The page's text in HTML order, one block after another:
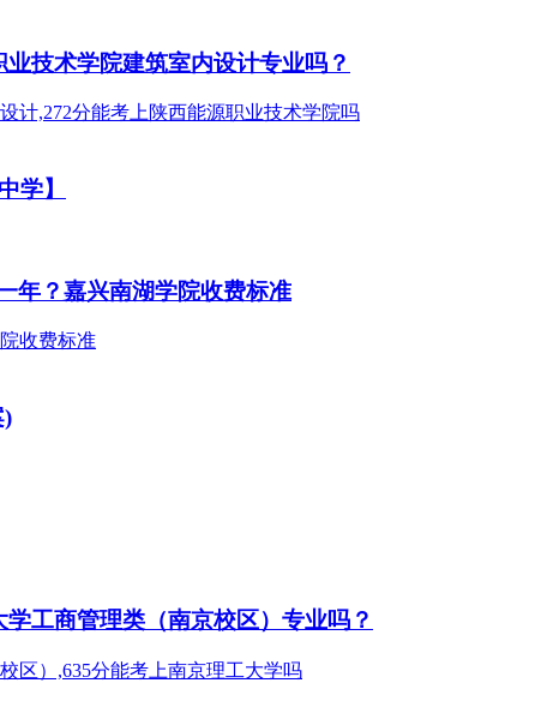
技术学院建筑室内设计专业吗？
学】
年？嘉兴南湖学院收费标准
)
工商管理类（南京校区）专业吗？